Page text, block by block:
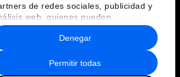
de redes sociales, publicidad y
web, quienes pueden
con otra información que les
proporcionado o que hayan
a partir del uso que haya
de sus servicios.
Permitir todas
Denegar